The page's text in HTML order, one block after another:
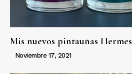
Mis nuevos pintauñas Hermes
Noviembre 17, 2021